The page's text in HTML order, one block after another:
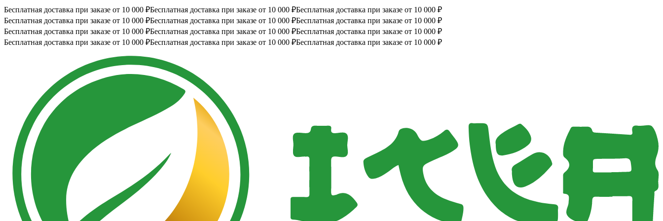
Бесплатная доставка при заказе от 10 000 ₽Бесплатная доставка при заказе от 10 000 ₽Бесплатная доставка при заказе от 10 000 ₽
Бесплатная доставка при заказе от 10 000 ₽Бесплатная доставка при заказе от 10 000 ₽Бесплатная доставка при заказе от 10 000 ₽
Бесплатная доставка при заказе от 10 000 ₽Бесплатная доставка при заказе от 10 000 ₽Бесплатная доставка при заказе от 10 000 ₽
Бесплатная доставка при заказе от 10 000 ₽Бесплатная доставка при заказе от 10 000 ₽Бесплатная доставка при заказе от 10 000 ₽